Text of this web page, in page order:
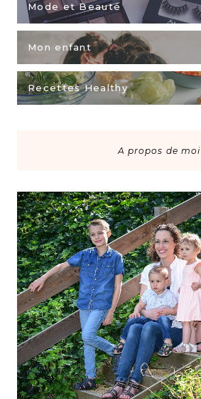
Mode et Beauté
Mon enfant
Recettes Healthy
A propos de moi